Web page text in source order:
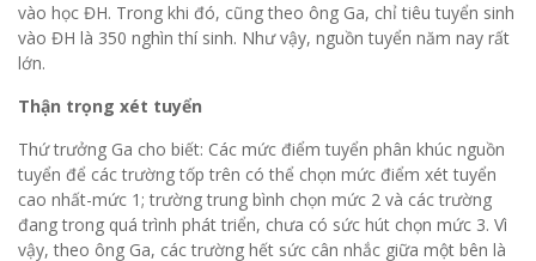
vào học ĐH. Trong khi đó, cũng theo ông Ga, chỉ tiêu tuyển sinh
vào ĐH là 350 nghìn thí sinh. Như vậy, nguồn tuyển năm nay rất
lớn.
Thận trọng xét tuyển
Thứ trưởng Ga cho biết: Các mức điểm tuyển phân khúc nguồn
tuyển để các trường tốp trên có thể chọn mức điểm xét tuyển
cao nhất-mức 1; trường trung bình chọn mức 2 và các trường
đang trong quá trình phát triển, chưa có sức hút chọn mức 3. Vì
vậy, theo ông Ga, các trường hết sức cân nhắc giữa một bên là